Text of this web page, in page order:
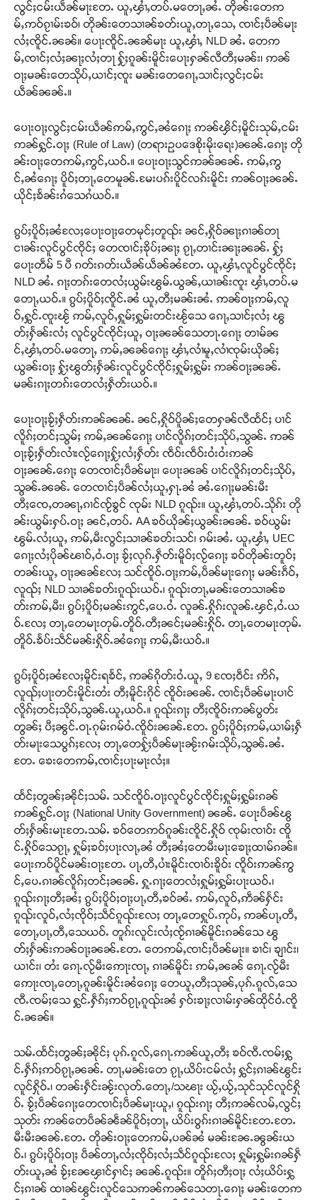
Support SHAN
တႃႇႁႂ်ႈသဵင်ၵၢင်ၸႂ်ၵူၼ်းမိူင်း ၵူႈတီႈၵူႈလႅၼ်ပေႃးတေၸွ
တ်ႇ တူဝ်ႈလုမ်ႈၾႃႉၼၼ်ႉ ၶဝ်ႈႁူမ်ႈၵမ်ႉထႅမ် ၸုမ်းၶၢ
ဝ်ႇၽူႈတွႆႇႁွၵ်ႈ လႆႈယူႇၶႃႈဢေႃႈ။
Donate Now
လွင်ႈငမ်းယဵၼ်မႃးတႄႉ ယူႇၾၢႆႇတပ်ႉမတေႃႇၼႆႉ တိုၼ်းတေဢ
မ်ႇဢဝ်ၵႂၢမ်းၶဝ်၊ တိုၼ်းတေသၢၼ်ၶတ်းယူႇတႃႇသေႇ ၸၢင်ႈပဵၼ်မႃး
လႆႈၸိူင်ႉၼၼ်။ ပေႃးၸိူင်ႉၼၼ်မႃး ယူႇၾၢႆႇ NLD ၼႆႉ တေဢ
မ်ႇၸၢင်ႈလႆႈၼႃႈလႆႈတႃ ႁႂ်ႈၵူၼ်းမိူင်းပေႃးႁၼ်လီတီႈမၼ်း၊ ဢၼ်
ဝႃႈမၼ်းတေသိုပ်ႇယၢင်ႈၸူး မၼ်းတေၵေႃႇသၢင်ႈလွင်ႈငမ်း
ယဵၼ်ၼၼ်ႉ။
ပေႃးဝႃႈလွင်ႈငမ်းယဵၼ်ဢမ်ႇဢွင်ႇၼႆၵေႃႈ ဢၼ်ၾိင်ႈမိူင်းသုမ်ႇငမ်း
ဢၼ်ႁွင်ႉဝႃႈ (Rule of Law) (တရားဉပဒေစိုးမိုးရေး)ၼၼ်ႉၵေႃႈ တို
ၼ်းဝႃႈတေဢမ်ႇဢွင်ႇယဝ်ႉ။ ပေႃးဝႃႈသွင်ဢၼ်ၼၼ်ႉ ဢမ်ႇဢွ
င်ႇၼႆၵေႃႈ ပိူဝ်ႈတႃႇတေမူၼ်ႉမႄးပၵ်းပိူင်လၵ်းမိူင်း ဢၼ်ဝႃႈၼၼ်ႉ
ယိုင်ႈၶႅၼ်းၵႆသေၵႆယဝ်ႉ။
ၵွပ်ႈပိူဝ်ႈၼႆလႄႈပေႃးဝႃႈတေမုင်ႈတူၺ်း ၼင်ႇႁိုဝ်ၼႃႈၵၢၼ်တႃ
ငၢၼ်းလူင်ပွင်ၸိုင်ႈ တေၸၢင်ႈၶိုပ်ႈၼႃႈ ၵႂႃႇတၢင်းၼႃႈၼၼ်ႉ ႁႂ်ႈ
ပေႃးတဵမ် 5 ပီ ၵတ်းၵတ်းယဵၼ်ယဵၼ်ၼႆတႄႉ ယူႇၾၢႆႇလူင်ပွင်ၸိုင်ႈ
NLD ၼႆႉ ၵႃႈတၵ်းတေလႆႈယွမ်းၽွမ်ႉယွၼ်ႇယၢၼ်းၸူး ၾၢႆႇတပ်ႉမ
တေႃႇယဝ်ႉ။ ၵွပ်ႈပိူဝ်ႈၸိူင်ႉၼႆ ယူႇတီႈမၼ်းၼႆႉ ဢၼ်ဝႃႈဢမ်ႇလူ
ဝ်ႇႁွင်ႉၸူးၽႂ် ဢမ်ႇလူဝ်ႇႁူမ်ႈႁွမ်းတင်းၽႂ်သေ ၵေႃႇသၢင်ႈလႆႈ ၽွ
တ်ႈႁႅၼ်းလႆႈ လူင်ပွင်ၸိုင်ႈယူႇ ဝႃႈၼၼ်သေတႃႉၵေႃႈ တၢမ်ၼ
င်ႇၾၢႆႇတပ်ႉမတေႃႇ ဢမ်ႇၼၼ်ၵေႃႈ ၾၢႆႇလၢႆမူႇလၢႆၸုမ်းယိုၼ်ႈ
ယွၼ်းဝႃႈ ႁႂ်ႈၽွတ်ႈႁႅၼ်းလူင်ပွင်ၸိုင်ႈႁူမ်ႈႁွမ်း ဢၼ်ဝႃႈၼၼ်ႉ
မၼ်းၵႃႈတၵ်းတေလႆႈႁဵတ်းယဝ်ႉ။
ပေႃးဝႃႈၶႂ်ႈႁဵတ်းဢၼ်ၼၼ်ႉ ၼင်ႇႁိုဝ်ပိူၼ်ႈတေႁၼ်လီထႅင်ႈ ပၢင်
လိူၵ်ႈတင်ႈသွမ်ႈ ဢမ်ႇၼၼ်ၵေႃႈ ပၢင်လိူၵ်ႈတင်ႈသိုပ်ႇသွၼ်ႉ ဢၼ်
ဝႃႈၶႂ်ႈႁဵတ်းလၢႆးလႂ်ၵေႃႈႁႂ်ႈလႆႈႁဵတ်း ၸဵဝ်းၸဵဝ်းဝႆးဝႆးဢၼ်
ဝႃႈၼၼ်ႉၵေႃႈ တေၸၢင်ႈပဵၼ်မႃး၊ ပေႃးၼၼ် ပၢင်လိူၵ်ႈတင်ႈသိုပ်ႇ
သွၼ်ႉၼၼ်ႉ တေၸၢင်ႈပဵၼ်လႆႈယူႇႁႃႉၼႆ ၼႆႉၵေႃႈမၼ်းမီး
တီႈၸေႇတၼႃႇၵၢင်ၸႂ်ၶွင် ၸုမ်း NLD ၵူၺ်း။ ယူႇၾၢႆႇတပ်ႉသိုၵ်း တို
ၼ်းယွမ်းႁပ်ႉဝႃႈ ၼင်ႇတပ်ႉ AA ၶဝ်ယိုၼ်ႈယွၼ်းၼၼ်ႉ ၶဝ်ယွမ်း
ၽွမ်ႉလႆႈယူႇ ဢမ်ႇမီးလွင်ႈသၢၼ်ၶတ်းသင်၊ ၵမ်းၼႆႉ ယူႇၾၢႆႇ UEC
ၵေႃႈလႆႈပိုၼ်ၽၢဝ်ႇဝႆႉဝႃႈ ၶႂ်ႈလုၵ်ႉႁဵတ်းမိူဝ်ႈလႂ်ၵေႃႈ ၶဝ်တိုၼ်းတူဝ်ႈ
တၼ်းယူႇ ဝႃႈၼၼ်လႄႈ သင်ၸိူဝ်ႉဝႃႈဢမ်ႇပဵၼ်မႃးၵေႃႈ မၼ်းၵဵဝ်ႇ
လူၺ်ႈ NLD သၢၼ်ၶတ်းၵူၺ်းယဝ်ႉ၊ ၵူၺ်းတႃႇမၼ်းတေသၢၼ်ၶ
တ်းဢမ်ႇမီး၊ ၵွပ်ႈပိူဝ်ႈမၼ်းဢွင်ႇပေႉဝႆႉ လူၼ်ႉႁိုၵ်းလူၼ်ႉၾင်ႇဝႆႉယ
ဝ်ႉလႄႈ တႃႇတေမႃးတုမ်ႉတိူဝ်ႉတီႈၼင်ႈမၼ်းႁိုဝ်ႉ တႃႇတေမႃးတုမ်ႉ
တိူဝ်ႉၶႅပ်းသဵင်မၼ်းႁိုဝ်ႉၼႆၵေႃႈ ဢမ်ႇမီးယဝ်ႉ။
ၵွပ်ႈပိူဝ်ႈၼႆလႄႈမိူင်းရၶႅင်ႇ ဢၼ်ၵိုတ်းဝႆႉယူႇ 9 ၸႄႈဝဵင်း ဢိၵ်ႇ
လူၺ်ႈပႃးတင်းမိူင်းတႆး တီႈမိူင်းၵိုင် ၸိူဝ်းၼၼ်ႉ ၸၢင်ႈပဵၼ်မႃးပၢင်
လိူၵ်ႈတင်ႈသိုပ်ႇသွၼ်ႉယူႇယဝ်ႉ။ ၵူၺ်းၵႃႈ တီႈၸိူဝ်းဢၼ်ပွတ်း
တွၼ်ႈ ပီႈၼွင်ႉဝႃႉၵုမ်းၵမ်ဝႆႉၸိူဝ်းၼၼ်ႉတႄႉ ၵွပ်ႈပိူဝ်ႈဢမ်ႇယၢမ်ႈႁဵ
တ်းမႃးသေပွၵ်ႈလႄႈ တႃႇတေႁႂ်ႈပဵၼ်မႃးၼႂ်းၵမ်းသိုပ်ႇသွၼ်ႉၼႆႉ
တႄႉ ၶေးတေဢမ်ႇၸၢင်ႈပႃးမႃးလႆႈ။
ထႅင်ႈတွၼ်ႈၼိုင်ႈသမ်ႉ သင်ၸိူဝ်ႉဝႃႈလူင်ပွင်ၸိုင်ႈႁူမ်ႈႁွမ်းၵၼ်
ဢၼ်ႁွင်ႉဝႃႈ (National Unity Government) ၼၼ်ႉ ပေႃးပဵၼ်ၽွ
တ်ႈႁႅၼ်းမႃးတႄႉသမ်ႉ ၶဝ်တေဢဝ်ၵူၼ်းၸိူင်ႉႁိုဝ် ၸုမ်းၸၢဝ်း ၸိူ
င်ႉႁိုဝ်သေၵႂႃႇ ႁူမ်ႈၶဝ်ႈပႃးလႃႇၼႆ တီႈၼႆႈတေမီးမႃးၶေႃႈထၢမ်ၵၼ်။
ပေႃးဢဝ်ပိူင်မၼ်းဝႃႈတႄႉ ပႃႇတီႇပၢႆးမိူင်းၸၢဝ်းၶိူဝ်း ၸိူဝ်းဢၼ်ဢွ
င်ႇပေႉၵၢၼ်လိူၵ်ႈတင်ႈၼၼ်ႉ ႁူႉၵႃႈတေလႆႈႁူမ်ႈႁွမ်းပႃးယဝ်ႉ၊
ၵူၺ်းၵႃႈတီႈၼႆႈ ၵွပ်ႈပိူဝ်ႈဝႃႈပႃႇတီႇၶဝ်ၼႆႉ ဢမ်ႇလူဝ်ႇဢဵၼ်ႁႅင်း
ၵူၺ်းလူဝ်ႇလႆႈၸိုဝ်ႈသဵင်ၵူၺ်းလႄႈ တႃႇတေႁူပ်ႉဢုပ်ႇ ဢၼ်ပႃႇတီႇ
တေႃႇပႃႇတီႇသေယဝ်ႉ တူၵ်းလူင်းလႆႈၸႂ်ၵၢၼ်မိူင်းၵၼ်သေ ၽွ
တ်ႈႁႅၼ်းဢၼ်ဝႃႈၼၼ်ႉတႄႉ တေဢမ်ႇၸၢင်ႈပဵၼ်မႃး။ ၶၢင်၊ ၶျၢင်း၊
ယၢင်း၊ တႆး ၵေႃႉလႂ်မီးဢေႃးၸႃႇ ၵၢၼ်မိူင်း ဢမ်ႇၼၼ် ၵေႃႉလႂ်မီး
ဢေႃးၸႃႇတေႃႇၵူၼ်းမိူင်းၼႆၵေႃႈ တေယူႇတီႈသုၼ်ႇပုၵ်ႉၵူလ်ႇသေ
ၸီႉၸမ်ႈသေ ႁွင်ႉႁဵၵ်ႈဢဝ်ၵႂႃႇၵူၺ်းၼႆ ႁဝ်းၶႃႈလၢမ်းႁၼ်ထိုင်ဝႆႉၸိူ
င်ႉၼၼ်။
သမ်ႉထႅင်ႈတွၼ်ႈၼိုင်ႈ ပုၵ်ႉၵူလ်ႇၵေႃႉဢၼ်ယူႇတီႈ ၶဝ်ၸီႉၸမ်ႈႁွ
င်ႉႁဵၵ်ႈဢဝ်ၵႂႃႇၼၼ်ႉ တႃႇမၼ်းတေ ၵႂႃႇယိပ်းငမ်လႆႈ ႁွင်ႈၵၢၼ်ၽွင်း
လူင်ႁိုဝ်ႉ၊ တၼ်းႁဵင်းၼႂ်းလုတ်ႉတေႃႇ/သၽႃး ယႂ်ႇယႂ်ႇသုင်သုင်လူင်ႁို
ဝ်ႉ ၶႂ်ႈပဵၼ်ၵေႃႈတေၸၢင်ႈပဵၼ်မႃးယူႇ၊ ၵူၺ်းၵႃႈ တီႈဢၼ်လမ်ႇလွင်ႈ
သုတ်း ဢၼ်တေပဵၼ်ၼဵၼ်ပိူဝ်ႈတႃႇ ယိပ်းဝွၵ်းၵၢၼ်မိူင်းတႄႉတႄႉ
မီးမီးၼၼ်ႉတႄႉ တိုၼ်းဝႃႈတေဢမ်ႇပၼ်ၼႆ မၼ်းၼႄႉၼွၼ်းယ
ဝ်ႉ၊ ၵွပ်ႈပိူဝ်ႈဝႃႈ ပဵၼ်တႃႇလႆႈၸိုဝ်ႈလႆႈသဵင်ၵူၺ်းလႄႈ ႁူမ်ႈႁွမ်းၵၼ်ႁဵ
တ်းယူႇၼႆ ၶႂ်ႈၼႄၾၢင်ႁၢင်ႈ ၼၼ်ႉၵူၺ်း။ တိူၵ်ႈတီႈဝႃႈ လႆႈယိပ်းႁွ
င်ႈၵၢၼ် ထၢၼ်ၽွင်းလူင်သေဢၼ်ဢၼ်သေတႃႉၵေႃႈ မၼ်းတေဢ